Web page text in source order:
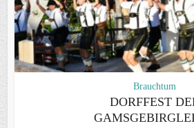
Brauchtum
DORFFEST